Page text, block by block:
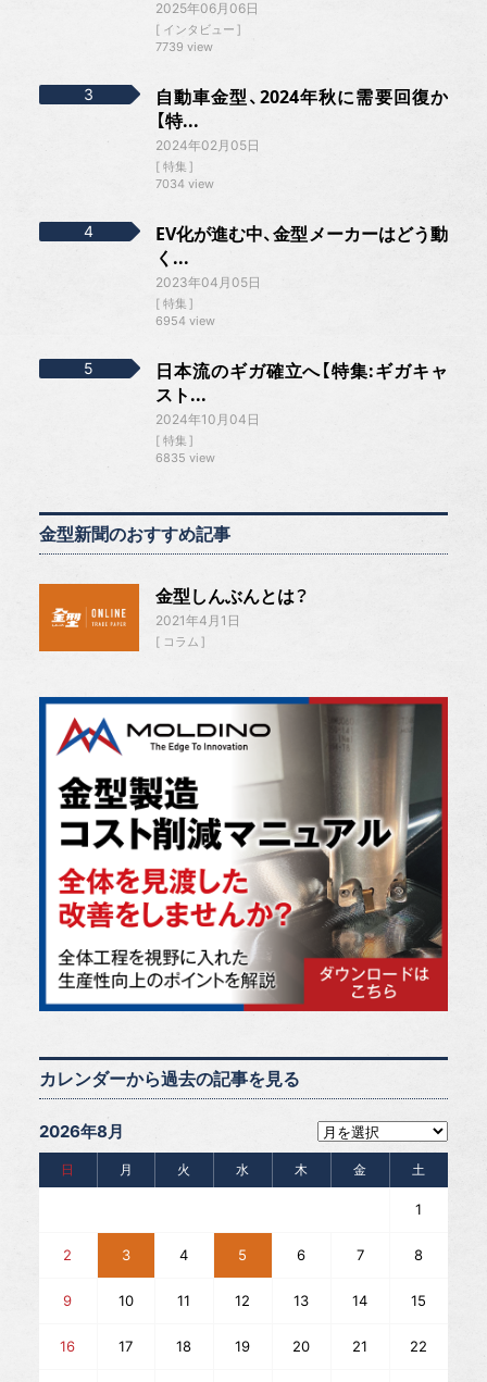
2025年06月06日
インタビュー
7739 view
自動車金型、2024年秋に需要回復か
【特...
2024年02月05日
特集
7034 view
EV化が進む中、金型メーカーはどう動
く...
2023年04月05日
特集
6954 view
日本流のギガ確立へ【特集:ギガキャ
スト...
2024年10月04日
特集
6835 view
金型新聞のおすすめ記事
金型しんぶんとは？
2021年4月1日
コラム
カレンダーから過去の記事を見る
2026年8月
日 月 火 水 木 金 土
1
2 3 4 5 6 7 8
9 10 11 12 13 14 15
16 17 18 19 20 21 22